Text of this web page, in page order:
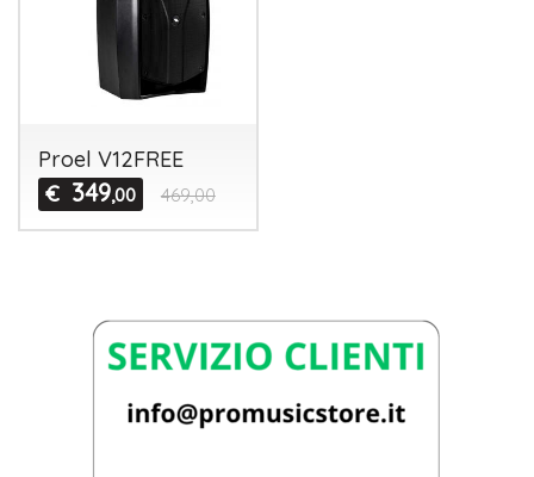
Proel V12FREE
€ 349,00 469,00